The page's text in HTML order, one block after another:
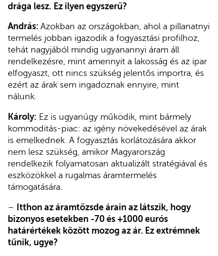
drága lesz. Ez ilyen egyszerű?
András: Azokban az országokban, ahol a pillanatnyi
termelés jobban igazodik a fogyasztási profilhoz,
tehát nagyjából mindig ugyanannyi áram áll
rendelkezésre, mint amennyit a lakosság és az ipar
elfogyaszt, ott nincs szükség jelentős importra, és
ezért az árak sem ingadoznak ennyire, mint
nálunk.
Károly: Ez is ugyanúgy működik, mint bármely
kommoditás-piac: az igény növekedésével az árak
is emelkednek. A fogyasztás korlátozására akkor
nem lesz szükség, amikor Magyarország
rendelkezik folyamatosan aktualizált stratégiával és
eszközökkel a rugalmas áramtermelés
támogatására.
–
Itthon az áramtőzsde árain az látszik, hogy
bizonyos esetekben -70 és +1000 eurós
határértékek között mozog az ár. Ez extrémnek
tűnik, ugye?